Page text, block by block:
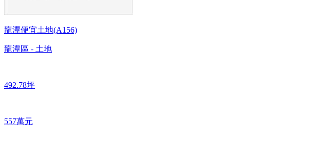
龍潭便宜土地(A156)
龍潭區 - 土地
492.78坪
557萬元